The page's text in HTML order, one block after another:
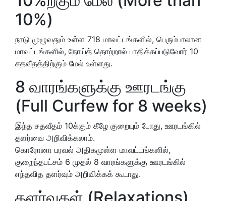
10%)
நாடு முழுவதும் உள்ள 718 மாவட்டங்களில், பெரும்பாலான
மாவட்டங்களில், நோய்த் தொற்றால் பாதிக்கப்படுவோர் 10
சதவீதத்திற்கும் மேல் உள்ளது.
8 வாரங்களுக்கு ஊரடங்கு
(Full Curfew for 8 weeks)
இந்த சதவீதம் 10க்கும் கீழே குறையும் போது, ஊரடங்கில்
தளர்வை அறிவிக்கலாம்.
கொரோனா பரவல் அதிகமுள்ள மாவட்டங்களில்,
குறைந்தபட்சம் 6 முதல் 8 வாரங்களுக்கு ஊரடங்கில்
எந்தவித தளர்வும் அறிவிக்கக் கூடாது.
தளர்வுகள் (Relaxations)